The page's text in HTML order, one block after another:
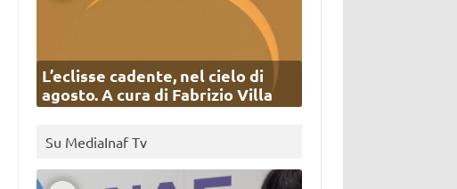
L’eclisse cadente, nel cielo di
agosto. A cura di Fabrizio Villa
Su MediaInaf Tv